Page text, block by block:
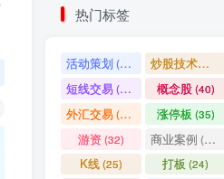
热门标签
活动策划(49) 炒股技术指标
短线交易(40) 概念股(40)
外汇交易(37) 涨停板 (35)
游资 (32) 商业案例 (30)
K线(25) 打板 (24)
七日阅读量排名
满足你的好奇心